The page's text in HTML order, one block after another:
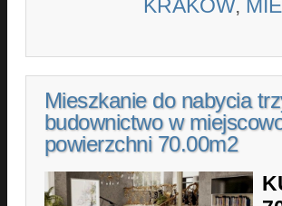
KRAKÓW,
Mieszkanie do nabycia
budownictwo w
powierzchni 70.00m2